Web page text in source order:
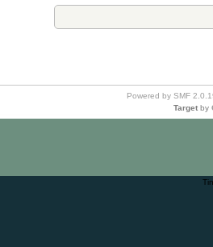
Powered by SMF
Target by